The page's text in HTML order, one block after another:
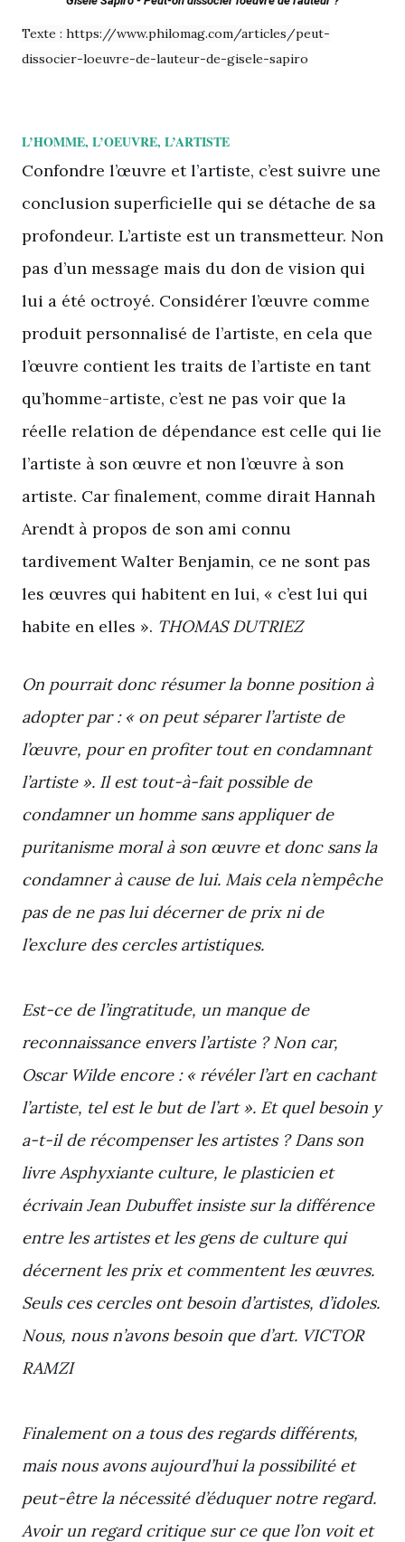
Texte : https://www.philomag.com/articles/peut-
dissocier-loeuvre-de-lauteur-de-gisele-sapiro
L’HOMME, L’OEUVRE, L’ARTISTE
Confondre l’œuvre et l’artiste, c’est suivre une
conclusion superficielle qui se détache de sa
profondeur. L’artiste est un transmetteur. Non
pas d’un message mais du don de vision qui
lui a été octroyé. Considérer l’œuvre comme
produit personnalisé de l’artiste, en cela que
l’œuvre contient les traits de l’artiste en tant
qu’homme-artiste, c’est ne pas voir que la
réelle relation de dépendance est celle qui lie
l’artiste à son œuvre et non l’œuvre à son
artiste. Car finalement, comme dirait Hannah
Arendt à propos de son ami connu
tardivement Walter Benjamin, ce ne sont pas
les œuvres qui habitent en lui, « c’est lui qui
habite en elles ». THOMAS DUTRIEZ
On pourrait donc résumer la bonne position à
adopter par : « on peut séparer l’artiste de
l’œuvre, pour en profiter tout en condamnant
l’artiste ». Il est tout-à-fait possible de
condamner un homme sans appliquer de
puritanisme moral à son œuvre et donc sans la
condamner à cause de lui. Mais cela n’empêche
pas de ne pas lui décerner de prix ni de
l’exclure des cercles artistiques.
Est-ce de l’ingratitude, un manque de
reconnaissance envers l’artiste ? Non car,
Oscar Wilde encore : « révéler l’art en cachant
l’artiste, tel est le but de l’art ». Et quel besoin y
a-t-il de récompenser les artistes ? Dans son
livre Asphyxiante culture, le plasticien et
écrivain Jean Dubuffet insiste sur la différence
entre les artistes et les gens de culture qui
décernent les prix et commentent les œuvres.
Seuls ces cercles ont besoin d’artistes, d’idoles.
Nous, nous n’avons besoin que d’art. VICTOR
RAMZI
Finalement on a tous des regards différents,
mais nous avons aujourd’hui la possibilité et
peut-être la nécessité d’éduquer notre regard.
Avoir un regard critique sur ce que l’on voit et